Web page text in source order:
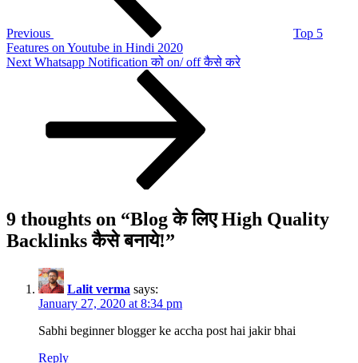
Previous
Top 5
Features on Youtube in Hindi 2020
Next
Next Whatsapp Notification को on/ off कैसे करे
9 thoughts on “Blog के लिए High Quality
Backlinks कैसे बनाये!”
Lalit verma says:
January 27, 2020 at 8:34 pm
Sabhi beginner blogger ke accha post hai jakir bhai
Reply